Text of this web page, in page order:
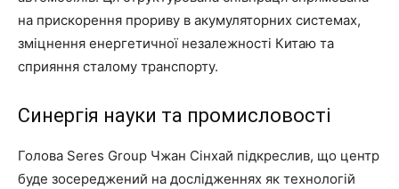
на прискорення прориву в акумуляторних системах,
зміцнення енергетичної незалежності Китаю та
сприяння сталому транспорту.
Синергія науки та промисловості
Голова Seres Group Чжан Сінхай підкреслив, що центр
буде зосереджений на дослідженнях як технологій